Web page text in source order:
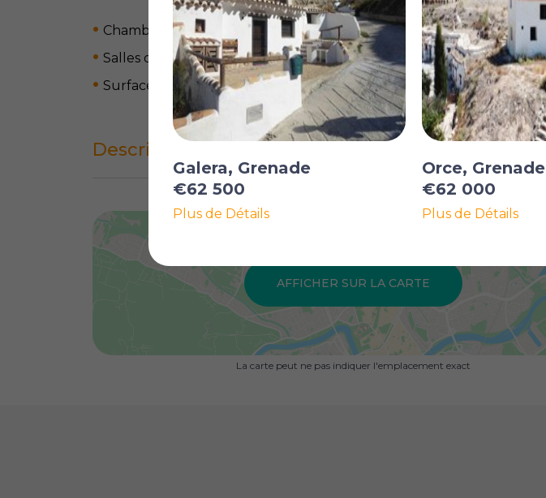
Chambres: 3
Salles de bain: 1
Surface habitable: 112 m2
Description complète
AFFICHER SUR LA CARTE
La carte peut ne pas indiquer l'emplacement exact
Galera, Grenade
€62 500
Plus de Détails
Orce, Grenade
€62 000
Plus de Détails